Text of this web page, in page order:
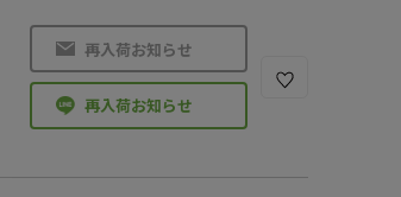
再入荷お知らせ
再入荷お知らせ